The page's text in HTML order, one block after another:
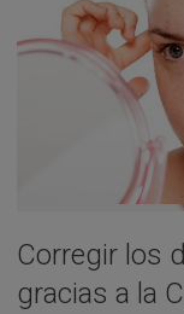
Corregir los
gracias a la